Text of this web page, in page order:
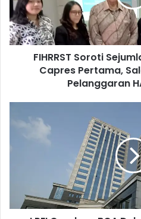
S
T
S
o
FIHRRST Soroti
Capres Pertama,
Pelanggaran
I
e